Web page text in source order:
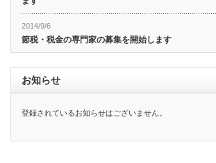
2014/9/6
節税・税金の専門家の募集を開始します
お知らせ
登録されているお知らせはございません。